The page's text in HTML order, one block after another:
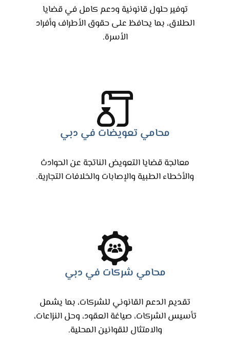
توفير حلول قانونية ودعم كامل في قضايا
الطلاق، بما يحافظ على حقوق الأطراف وأفراد
الأسرة.
محامي تعويضات في دبي
معالجة قضايا التعويض الناتجة عن الحوادث
والأخطاء الطبية والإصابات والخلافات التجارية.
محامي شركات في دبي
تقديم الدعم القانوني للشركات، بما يشمل
تأسيس الشركات، صياغة العقود، وحل النزاعات،
والامتثال للقوانين المحلية.